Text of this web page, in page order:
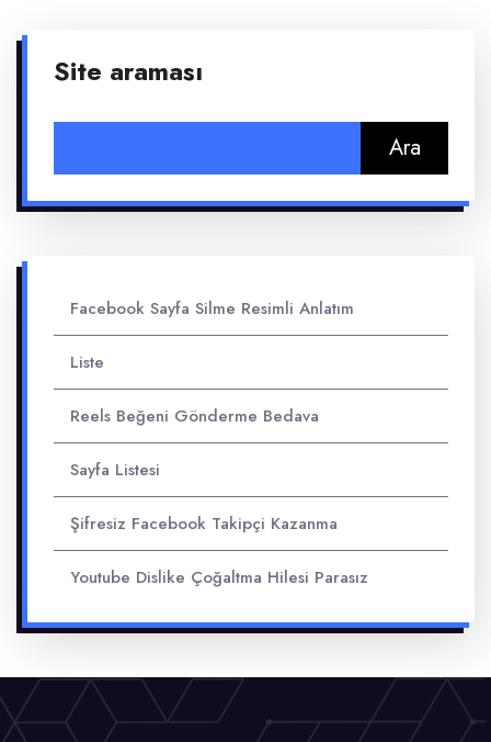
Site araması
Facebook Sayfa Silme Resimli Anlatım
Liste
Reels Beğeni Gönderme Bedava
Sayfa Listesi
Şifresiz Facebook Takipçi Kazanma
Youtube Dislike Çoğaltma Hilesi Parasız